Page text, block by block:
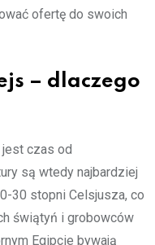
ofertę do swoich
– dlaczego
czas od
są wtedy najbardziej
30 stopni Celsjusza, co
świątyń i grobowców
Egipcie bywają